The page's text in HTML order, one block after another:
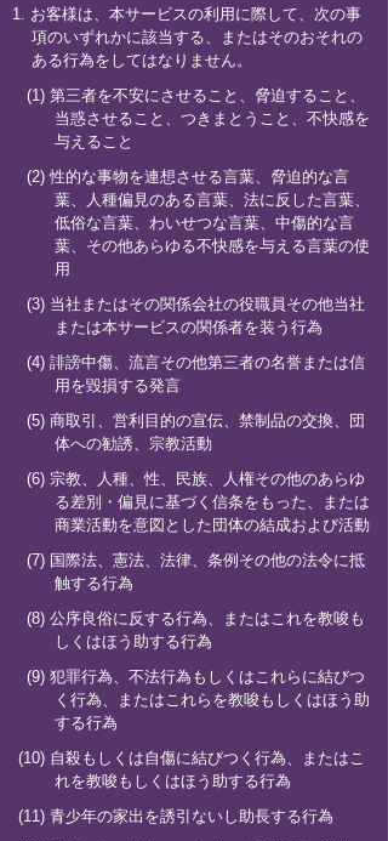
1. お客様は、本サービスの利用に際して、次の事
項のいずれかに該当する、またはそのおそれの
ある行為をしてはなりません。
(1) 第三者を不安にさせること、脅迫すること、
当惑させること、つきまとうこと、不快感を
与えること
(2) 性的な事物を連想させる言葉、脅迫的な言
葉、人種偏見のある言葉、法に反した言葉、
低俗な言葉、わいせつな言葉、中傷的な言
葉、その他あらゆる不快感を与える言葉の使
用
(3) 当社またはその関係会社の役職員その他当社
または本サービスの関係者を装う行為
(4) 誹謗中傷、流言その他第三者の名誉または信
用を毀損する発言
(5) 商取引、営利目的の宣伝、禁制品の交換、団
体への勧誘、宗教活動
(6) 宗教、人種、性、民族、人権その他のあらゆ
る差別・偏見に基づく信条をもった、または
商業活動を意図とした団体の結成および活動
(7) 国際法、憲法、法律、条例その他の法令に抵
触する行為
(8) 公序良俗に反する行為、またはこれを教唆も
しくはほう助する行為
(9) 犯罪行為、不法行為もしくはこれらに結びつ
く行為、またはこれらを教唆もしくはほう助
する行為
(10) 自殺もしくは自傷に結びつく行為、またはこ
れを教唆もしくはほう助する行為
(11) 青少年の家出を誘引ないし助長する行為